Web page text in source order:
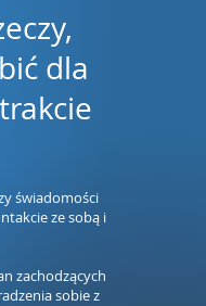
dla
świadomości
ze sobą i
zachodzących
sobie z